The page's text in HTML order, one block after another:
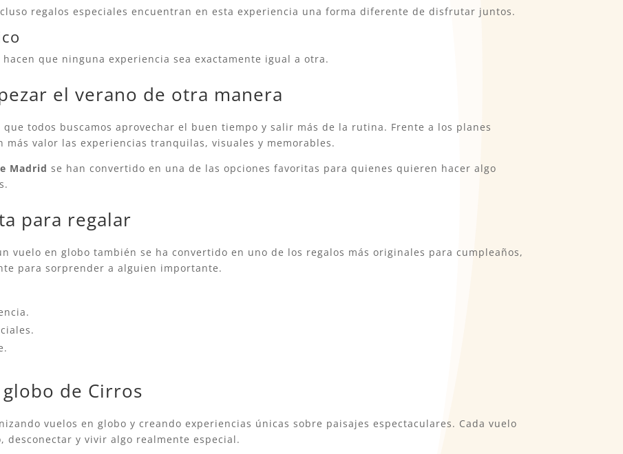
regalos especiales encuentran en esta experiencia una forma diferente de disfrutar juntos.
que ninguna experiencia sea exactamente igual a otra.
el verano de otra manera
todos buscamos aprovechar el buen tiempo y salir más de la rutina. Frente a los planes
más valor las experiencias tranquilas, visuales y memorables.
Madrid se han convertido en una de las opciones favoritas para quienes quieren hacer algo
para regalar
vuelo en globo también se ha convertido en uno de los regalos más originales para cumpleaños,
para sorprender a alguien importante.
de Cirros
vuelos en globo y creando experiencias únicas sobre paisajes espectaculares. Cada vuelo
y vivir algo realmente especial.